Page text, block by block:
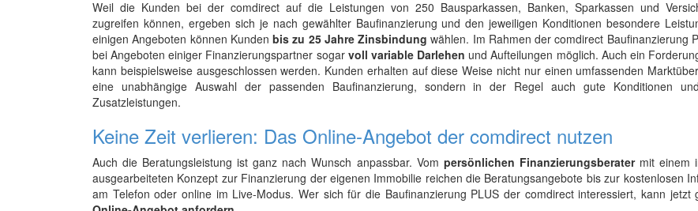
Weil die Kunden bei der comdirect auf die Leistungen von 250 Bausparkassen, Banken, Sparkassen und
zugreifen können, ergeben sich je nach gewählter Baufinanzierung und den jeweiligen Konditionen besondere
einigen Angeboten können Kunden bis zu 25 Jahre Zinsbindung wählen. Im Rahmen der comdirect Baufinanzierung
bei Angeboten einiger Finanzierungspartner sogar voll variable Darlehen und Aufteilungen möglich. Auch ein
kann beispielsweise ausgeschlossen werden. Kunden erhalten auf diese Weise nicht nur einen umfassenden
eine unabhängige Auswahl der passenden Baufinanzierung, sondern in der Regel auch gute Konditionen
Zusatzleistungen.
Keine Zeit verlieren: Das Online-Angebot der comdirect nutzen
Auch die Beratungsleistung ist ganz nach Wunsch anpassbar. Vom persönlichen Finanzierungsberatermit einem
ausgearbeiteten Konzept zur Finanzierung der eigenen Immobilie reichen die Beratungsangebote bis zur kostenlosen
am Telefon oder online im Live-Modus. Wer sich für die Baufinanzierung PLUS der comdirect interessiert, kann jetzt